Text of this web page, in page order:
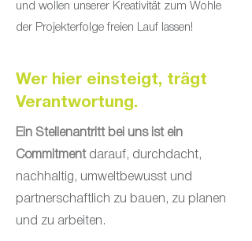
und wollen unserer Kreativität zum Wohle
der Projekterfolge freien Lauf lassen!
Wer hier einsteigt, trägt
Verantwortung.
Ein Stellenantritt bei uns ist ein
Commitmentdarauf, durchdacht,
nachhaltig, umweltbewusst und
partnerschaftlich zu bauen, zu planen
und zu arbeiten.